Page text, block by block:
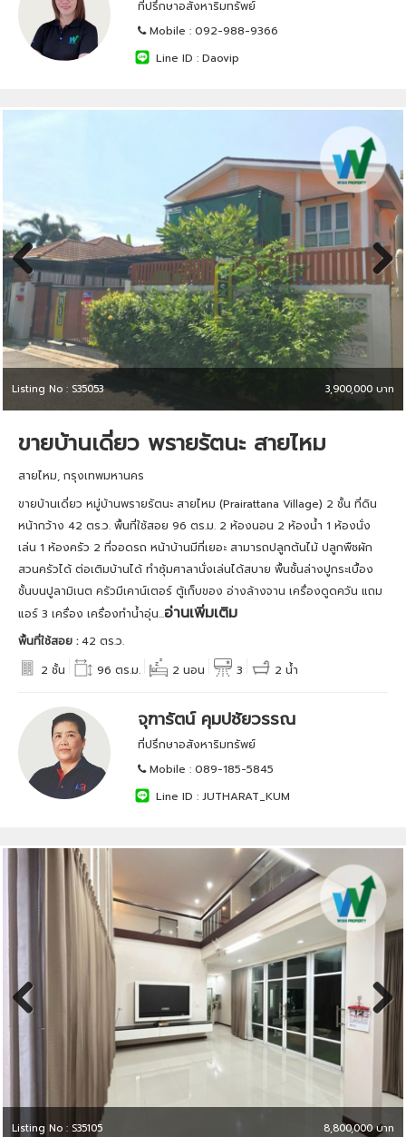
ที่ปรึกษาอสังหาริมทรัพย์
Mobile : 092-988-9366
Line ID : Daovip
Previous Next
Listing No : S35053 3,900,000 บาท
ขายบ้านเดี่ยว พรายรัตนะ สายไหม
สายไหม, กรุงเทพมหานคร
ขายบ้านเดี่ยว หมู่บ้านพรายรัตนะ สายไหม (Prairattana Village) 2 ชั้น ที่ดิน
หน้ากว้าง 42 ตร.ว. พื้นที่ใช้สอย 96 ตร.ม. 2 ห้องนอน 2 ห้องน้ำ 1 ห้องนั่ง
เล่น 1 ห้องครัว 2 ที่จอดรถ หน้าบ้านมีที่เยอะ สามารถปลูกต้นไม้ ปลูกพืชผัก
สวนครัวได้ ต่อเติมบ้านได้ ทำซุ้มศาลานั่งเล่นได้สบาย พื้นชั้นล่างปูกระเบื้อง
ชั้นบนปูลามิเนต ครัวมีเคาน์เตอร์ ตู้เก็บของ อ่างล้างจาน เครื่องดูดควัน แถม
แอร์ 3 เครื่อง เครื่องทำน้ำอุ่น...อ่านเพิ่มเติม
พื้นที่ใช้สอย :42 ตร.ว.
2 ชั้น
96 ตร.ม. 2 นอน 3 2 น้ำ
จุฑารัตน์ คุมปชัยวรรณ
ที่ปรึกษาอสังหาริมทรัพย์
Mobile : 089-185-5845
Line ID : JUTHARAT_KUM
Previous
Listing No : S35105 8,800,000 บาท